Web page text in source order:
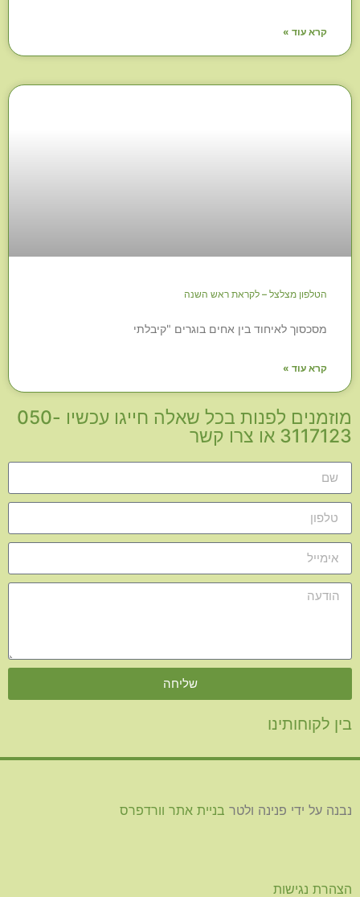
קרא עוד »
הטלפון מצלצל – לקראת ראש השנה
מסכסוך לאיחוד בין אחים בוגרים "קיבלתי
קרא עוד »
מוזמנים לפנות בכל שאלה חייגו עכשיו 050-
3117123 או צרו קשר
שליחה
בין לקוחותינו
נבנה על ידי פנינה ולטר בניית אתר וורדפרס
הצהרת נגישות